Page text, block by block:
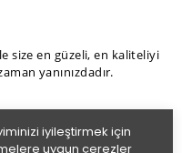
iyileştirmek için
uygun çerezler
size en güzeli, en kaliteliyi
yanınızdadır.